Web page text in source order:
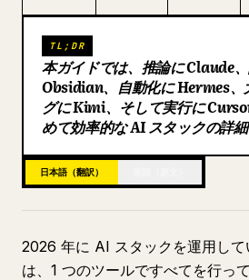
ブログ
更新情報
TL;DR
本ガイドでは、推論に Claude
Obsidian、自動化に Hermes、
グに Kimi、そして実行に
めて効率的な AI スタックの詳細
日本語（翻訳）
2026 年に AI スタックを運用して
は、1 つのツールですべてを行って